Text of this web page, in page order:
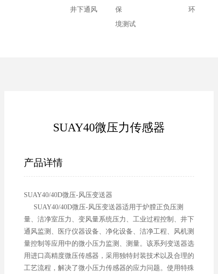
井下通风
保 环
境测试
SUAY40微压力传感器
产品详情
SUAY40/40D微压-风压变送器
SUAY40/40D微压-风压变送器适用于炉膛正负压测
量、洁净室压力、变风量系统压力、工业过程控制、井下
通风监测、医疗仪器设备、净化设备、洁净工程、风机测
量控制等应用中的微小压力监测、测量。该系列变送器选
用进口高精度微压传感器，采用独特封装技术以及合理的
工艺流程，解决了微小压力传感器的应力问题。使用特殊